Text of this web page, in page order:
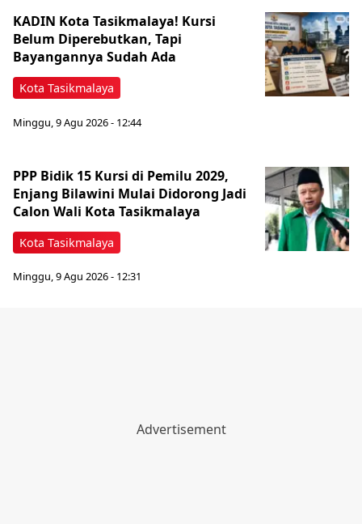
Kota Tasikmalaya
KADIN Kota Tasikmalaya! Kursi
Belum Diperebutkan, Tapi
Bayangannya Sudah Ada
Minggu, 9 Agu 2026 - 12:44
Kota Tasikmalaya
PPP Bidik 15 Kursi di Pemilu 2029,
Enjang Bilawini Mulai Didorong Jadi
Calon Wali Kota Tasikmalaya
Minggu, 9 Agu 2026 - 12:31